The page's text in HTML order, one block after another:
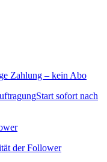
Zahlung – kein Abo
Start sofort nach
der Follower